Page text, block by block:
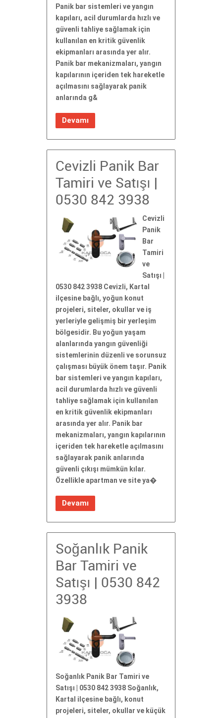
Panik bar sistemleri ve yangın
kapıları, acil durumlarda hızlı ve
güvenli tahliye sağlamak için
kullanılan en kritik güvenlik
ekipmanları arasında yer alır.
Panik bar mekanizmaları, yangın
kapılarının içeriden tek hareketle
açılmasını sağlayarak panik
anlarında g&
Devamı
Cevizli Panik Bar
Tamiri ve Satışı |
0530 842 3938
Cevizli
Panik
Bar
Tamiri
ve
Satışı |
0530 842 3938 Cevizli, Kartal
ilçesine bağlı, yoğun konut
projeleri, siteler, okullar ve iş
yerleriyle gelişmiş bir yerleşim
bölgesidir. Bu yoğun yaşam
alanlarında yangın güvenliği
sistemlerinin düzenli ve sorunsuz
çalışması büyük önem taşır. Panik
bar sistemleri ve yangın kapıları,
acil durumlarda hızlı ve güvenli
tahliye sağlamak için kullanılan
en kritik güvenlik ekipmanları
arasında yer alır. Panik bar
mekanizmaları, yangın kapılarının
içeriden tek hareketle açılmasını
sağlayarak panik anlarında
güvenli çıkışı mümkün kılar.
Özellikle apartman ve site ya�
Devamı
Soğanlık Panik
Bar Tamiri ve
Satışı | 0530 842
3938
Soğanlık Panik Bar Tamiri ve
Satışı | 0530 842 3938 Soğanlık,
Kartal ilçesine bağlı, konut
projeleri, siteler, okullar ve küçük